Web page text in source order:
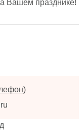
Вашем празднике!
)